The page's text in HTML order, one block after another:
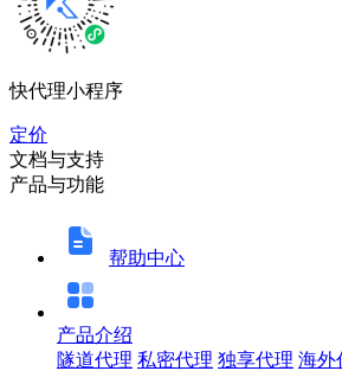
快代理小程序
定价
文档与支持
产品与功能
帮助中心
产品介绍
隧道代理 私密代理 独享代理 海外